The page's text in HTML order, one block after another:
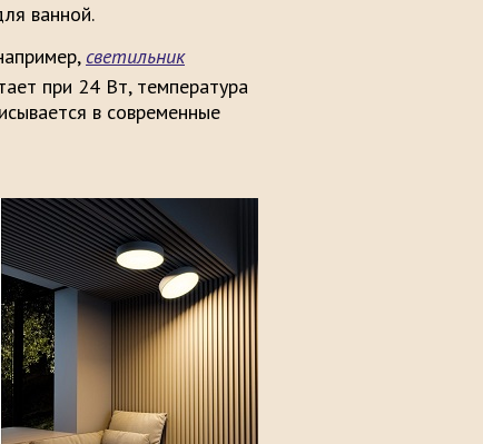
ванной.
светильник
при 24 Вт, температура
в современные